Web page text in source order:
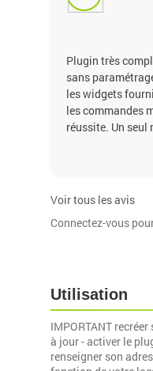
Plugin très
sans
les widgets
les commandes
réussite. Un
Voir tous les avis
Connectez-vous
Utilisation
IMPORTANT
à jour - activer le
renseigner son